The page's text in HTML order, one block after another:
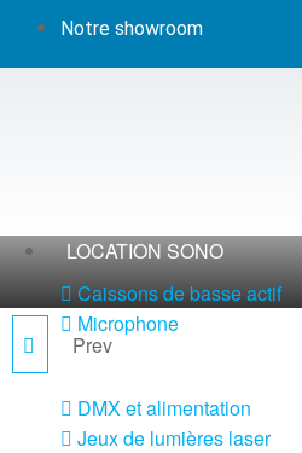
Notre showroom
LOCATION SONO
Caissons de basse actif
Microphone
DMX et alimentation
Jeux de lumières laser
Prev